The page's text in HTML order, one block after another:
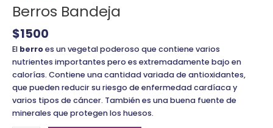
Berros Bandeja
$1500
El berroes un vegetal poderoso que contiene varios
nutrientes importantes pero es extremadamente bajo en
calorías. Contiene una cantidad variada de antioxidantes,
que pueden reducir su riesgo de enfermedad cardíaca y
varios tipos de cáncer. También es una buena fuente de
minerales que protegen los huesos.